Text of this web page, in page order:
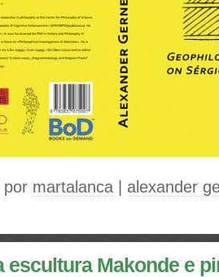
por martalanca alexander
escultura Makonde e